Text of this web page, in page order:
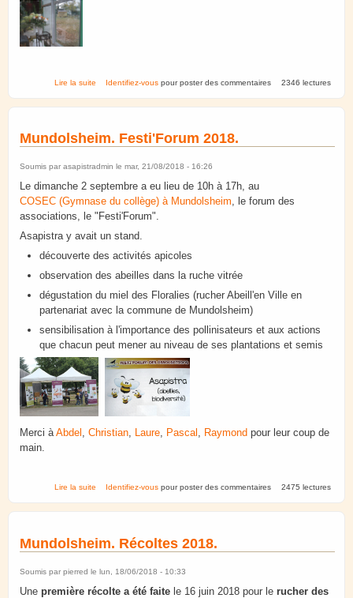
Lire la suite de Déménagement du rucher des Floralies. Novembre 2018.
Identifiez-vous pour poster des commentaires 2346 lectures
Mundolsheim. Festi'Forum 2018.
Soumis par asapistradmin le mar, 21/08/2018 - 16:26
Le dimanche 2 septembre a eu lieu de 10h à 17h, au
COSEC (Gymnase du collège) à Mundolsheim, le forum des
associations, le "Festi'Forum".
Asapistra y avait un stand.
découverte des activités apicoles
observation des abeilles dans la ruche vitrée
dégustation du miel des Floralies (rucher Abeill'en Ville en
partenariat avec la commune de Mundolsheim)
​sensibilisation à l'importance des pollinisateurs et aux actions
que chacun peut mener au niveau de ses plantations et semis
Merci àAbdel , Christian, Laure, Pascal , Raymond pour leur coup de
main.
Lire la suite de Mundolsheim. Festi'Forum 2018.
Identifiez-vous pour poster des commentaires 2475 lectures
Mundolsheim. Récoltes 2018.
Soumis par pierred le lun, 18/06/2018 - 10:33
Une première récolte a été faite le 16 juin 2018 pour le rucher des